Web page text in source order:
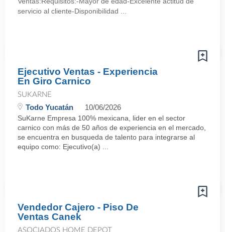
servicio al cliente-Disponibilidad ...
Ejecutivo Ventas - Experiencia
En Giro Carnico
SUKARNE
Todo Yucatán 10/06/2026
SuKarne Empresa 100% mexicana, lider en el sector
carnico con más de 50 años de experiencia en el mercado,
se encuentra en busqueda de talento para integrarse al
equipo como: Ejecutivo(a) ...
Vendedor Cajero - Piso De
Ventas Canek
ASOCIADOS HOME DEPOT